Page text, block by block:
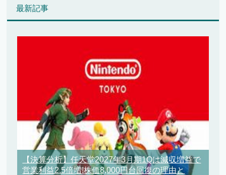
最新記事
【決算分析】任天堂2027年3月期1Qは減収増益で
営業利益2.5倍増!株価8,000円台回復の理由と